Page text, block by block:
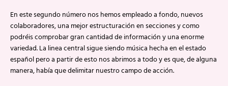
En este segundo número nos hemos empleado a fondo, nuevos
colaboradores, una mejor estructuración en secciones y como
podréis comprobar gran cantidad de información y una enorme
variedad. La linea central sigue siendo música hecha en el estado
español pero a partir de esto nos abrimos a todo y es que, de alguna
manera, había que delimitar nuestro campo de acción.